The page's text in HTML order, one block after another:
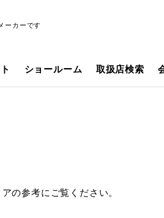
ーカーです
ショールーム 取扱店検索
の参考にご覧ください。